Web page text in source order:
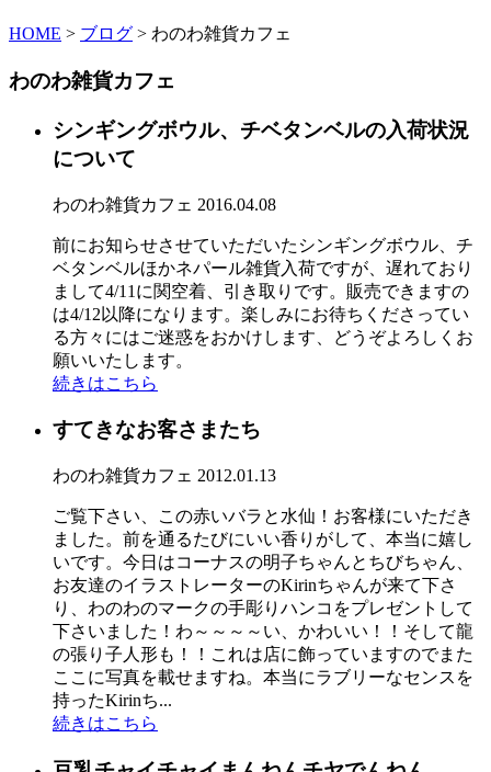
HOME > ブログ > わのわ雑貨カフェ
わのわ雑貨カフェ
シンギングボウル、チベタンベルの入荷状況
について
わのわ雑貨カフェ 2016.04.08
前にお知らせさせていただいたシンギングボウル、チ
ベタンベルほかネパール雑貨入荷ですが、遅れており
まして4/11に関空着、引き取りです。販売できますの
は4/12以降になります。楽しみにお待ちくださってい
る方々にはご迷惑をおかけします、どうぞよろしくお
願いいたします。
続きはこちら
すてきなお客さまたち
わのわ雑貨カフェ 2012.01.13
ご覧下さい、この赤いバラと水仙！お客様にいただき
ました。前を通るたびにいい香りがして、本当に嬉し
いです。今日はコーナスの明子ちゃんとちびちゃん、
お友達のイラストレーターのKirinちゃんが来て下さ
り、わのわのマークの手彫りハンコをプレゼントして
下さいました！わ～～～～い、かわいい！！そして龍
の張り子人形も！！これは店に飾っていますのでまた
ここに写真を載せますね。本当にラブリーなセンスを
持ったKirinち...
続きはこちら